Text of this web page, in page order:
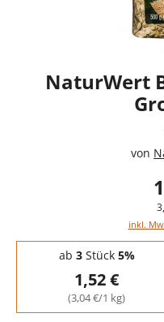
NaturWert
von
inkl.
Staffelpreise - Mengenrabatt
ab 3Stück 5%
1,52 €
(3,04 €/1 kg)